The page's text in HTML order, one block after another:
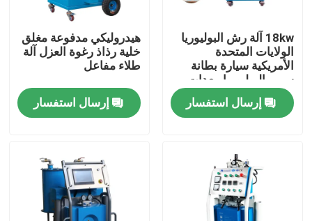
اتصل بنا
أخبار
Hightop Mini Excavator
حفر هيدروليكي صغير
18kw آلة رش البوليوريا
الولايات المتحدة
الأمريكية سيارة بطانة
سرير البوليوريا معدات
طلاء H800
إرسال استفسار
هيدروليكي مدفوعة مغلق
خلية رذاذ رغوة العزل آلة
طلاء مفاعل
إرسال استفسار